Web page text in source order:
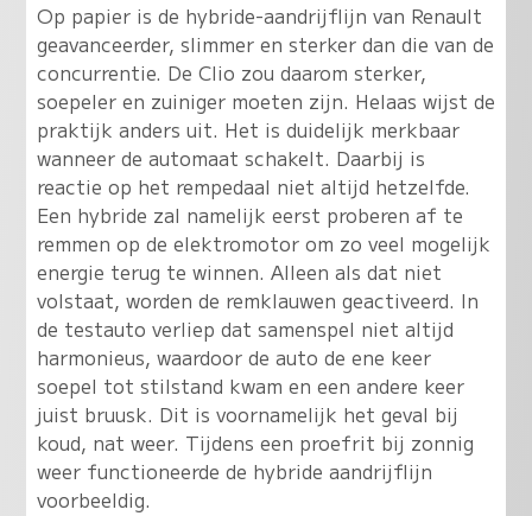
Op papier is de hybride-aandrijflijn van Renault
geavanceerder, slimmer en sterker dan die van de
concurrentie. De Clio zou daarom sterker,
soepeler en zuiniger moeten zijn. Helaas wijst de
praktijk anders uit. Het is duidelijk merkbaar
wanneer de automaat schakelt. Daarbij is
reactie op het rempedaal niet altijd hetzelfde.
Een hybride zal namelijk eerst proberen af te
remmen op de elektromotor om zo veel mogelijk
energie terug te winnen. Alleen als dat niet
volstaat, worden de remklauwen geactiveerd. In
de testauto verliep dat samenspel niet altijd
harmonieus, waardoor de auto de ene keer
soepel tot stilstand kwam en een andere keer
juist bruusk. Dit is voornamelijk het geval bij
koud, nat weer. Tijdens een proefrit bij zonnig
weer functioneerde de hybride aandrijflijn
voorbeeldig.